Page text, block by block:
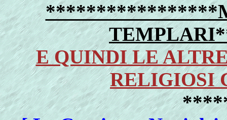
TEMPLARI
E QUINDI LE
RELIGIOSI